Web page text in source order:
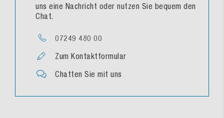
uns eine Nachricht oder nutzen Sie bequem den
Chat.
07249 480 00
Zum Kontaktformular
Chatten Sie mit uns